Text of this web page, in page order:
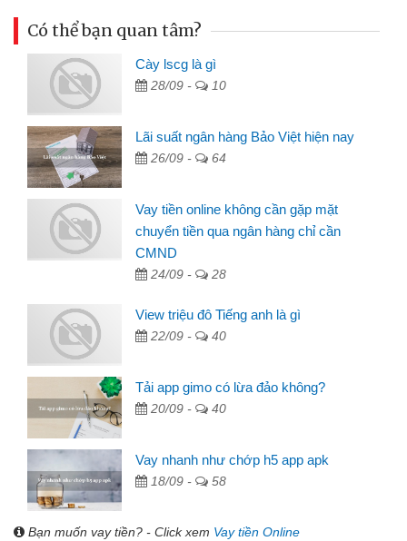
Có thể bạn quan tâm?
Cày lscg là gì
28/09 - 10
Lãi suất ngân hàng Bảo Việt hiện nay
26/09 - 64
Vay tiền online không cần gặp mặt
chuyển tiền qua ngân hàng chỉ cần
CMND
24/09 - 28
View triệu đô Tiếng anh là gì
22/09 - 40
Tải app gimo có lừa đảo không?
20/09 - 40
Vay nhanh như chớp h5 app apk
18/09 - 58
Bạn muốn vay tiền? - Click xem Vay tiền Online